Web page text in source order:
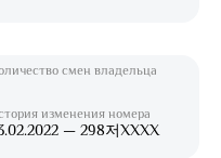
смен владельца
изменения номера
— 298저XXXX